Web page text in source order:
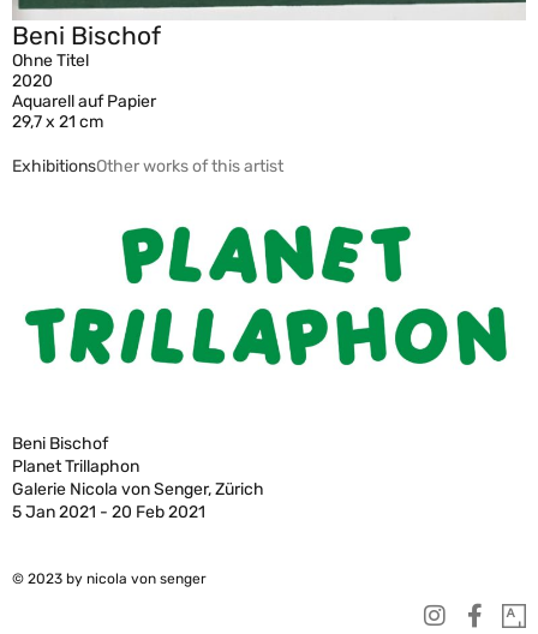
Beni Bischof
Ohne Titel
2020
Aquarell auf Papier
29,7 x 21 cm
ExhibitionsOther works of this artist
Beni Bischof
Planet Trillaphon
Galerie Nicola von Senger, Zürich
5 Jan 2021 - 20 Feb 2021
© 2023 by nicola von senger